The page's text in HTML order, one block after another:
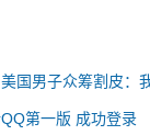
国男子众筹割皮：
第一版 成功登录